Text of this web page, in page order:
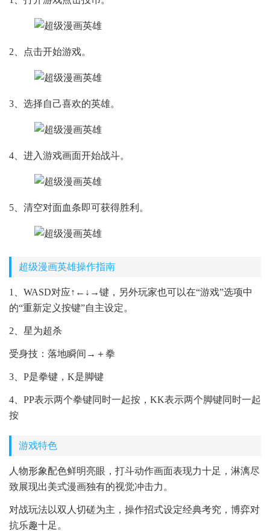
2、点击开始游戏。
3、选择自己喜欢的英雄。
4、进入游戏画面开始战斗。
5、清空对面血条即可获得胜利。
超级漫画英雄操作指南
1、WASD对应↑←↓→键，另外玩家也可以在“游戏”选项中
的“重新定义按键”自主设定。
2、星为超杀
受身技：落地瞬间→＋拳
3、P是拳键，K是脚键
4、PP表示两个拳键同时一起按，KK表示两个脚键同时一起
按
游戏特色
人物形象配色鲜明亮眼，打斗动作画面表现力十足，淋漓尽
致展现出美式漫画独有的视觉冲击力。
对战玩法以双人切磋为主，操作招式设定经典考究，博弈对
抗乐趣十足。